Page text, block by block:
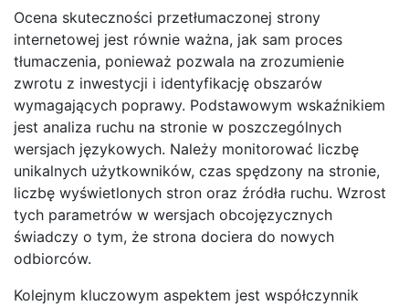
Ocena skuteczności przetłumaczonej strony
internetowej jest równie ważna, jak sam proces
tłumaczenia, ponieważ pozwala na zrozumienie
zwrotu z inwestycji i identyfikację obszarów
wymagających poprawy. Podstawowym wskaźnikiem
jest analiza ruchu na stronie w poszczególnych
wersjach językowych. Należy monitorować liczbę
unikalnych użytkowników, czas spędzony na stronie,
liczbę wyświetlonych stron oraz źródła ruchu. Wzrost
tych parametrów w wersjach obcojęzycznych
świadczy o tym, że strona dociera do nowych
odbiorców.
Kolejnym kluczowym aspektem jest współczynnik